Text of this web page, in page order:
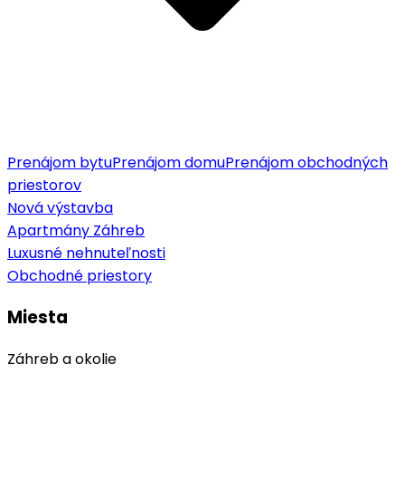
Prenájom bytuPrenájom domuPrenájom obchodných
priestorov
Nová výstavba
Apartmány Záhreb
Luxusné nehnuteľnosti
Obchodné priestory
Miesta
Záhreb a okolie